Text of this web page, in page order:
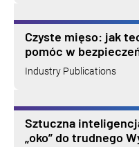
Czyste mięso: jak
pomóc w
Industry Publications
Sztuczna
„oko” do trudnego